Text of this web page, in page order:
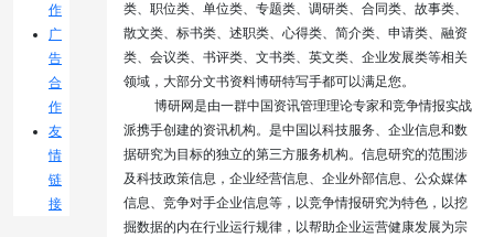
作
广
告
合
作
友
情
链
接
类、职位类、单位类、专题类、调研类、合同类、故事类、
散文类、标书类、述职类、心得类、简介类、申请类、融资
类、会议类、书评类、文书类、英文类、企业发展类等相关
领域，大部分文书资料博研特写手都可以满足您。
博研网是由一群中国资讯管理理论专家和竞争情报实战
派携手创建的资讯机构。是中国以科技服务、企业信息和数
据研究为目标的独立的第三方服务机构。信息研究的范围涉
及科技政策信息，企业经营信息、企业外部信息、公众媒体
信息、竞争对手企业信息等，以竞争情报研究为特色，以挖
掘数据的内在行业运行规律，以帮助企业运营健康发展为宗